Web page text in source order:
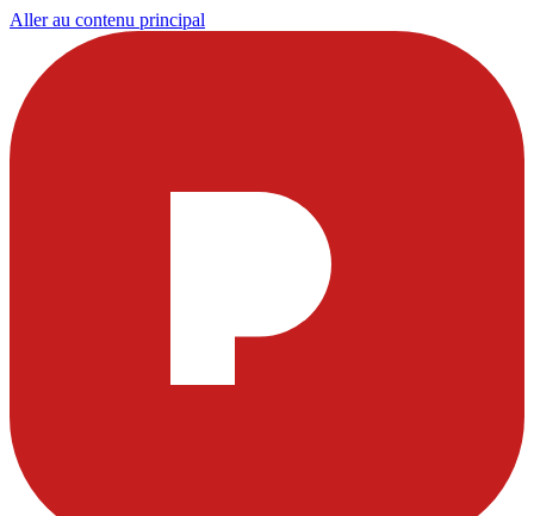
Aller au contenu principal